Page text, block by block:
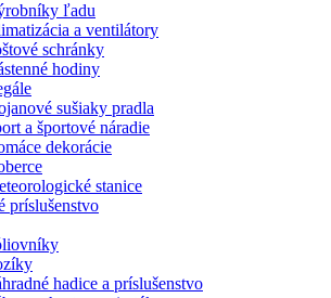
ľadu
a ventilátory
schránky
hodiny
sušiaky pradla
a športové náradie
dekorácie
stanice
príslušenstvo
hadice a príslušenstvo